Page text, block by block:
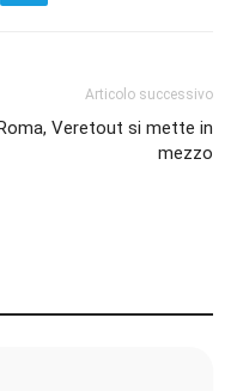
Articolo successivo
Veretout si mette in
mezzo